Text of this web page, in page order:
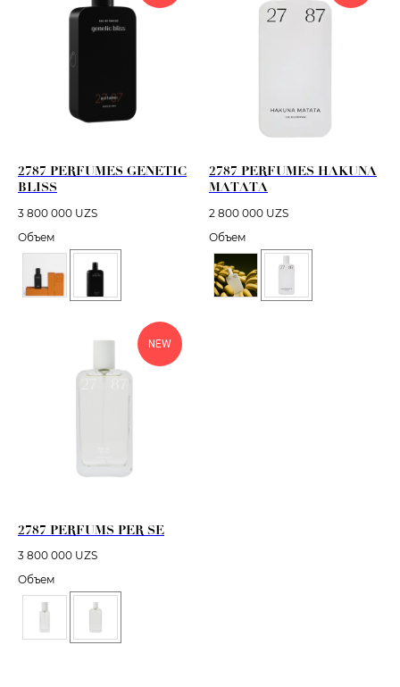
2787 PERFUMES GENETIC
BLISS
3 800 000 UZS
Объем
2787 PERFUMES HAKUNA
MATATA
2 800 000 UZS
Объем
NEW
2787 PERFUMS PER SE
3 800 000 UZS
Объем